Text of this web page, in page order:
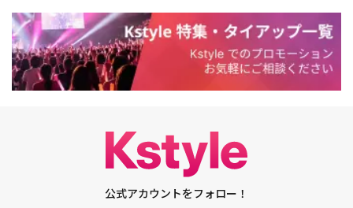
公式アカウントをフォロー！